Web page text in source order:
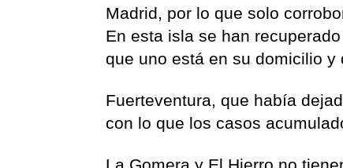
Madrid, por lo que solo
En esta isla se han
que uno está en su domicilio y
Fuerteventura, que había
con lo que los casos
La Gomera y El Hierro no